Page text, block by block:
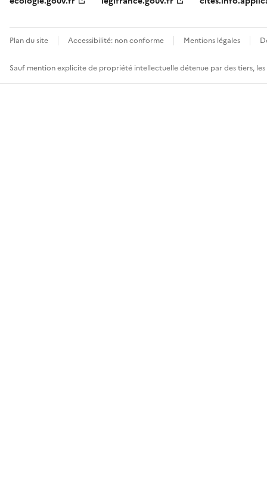
Plan du site Accessibilité: non conforme Mentions légales
Sauf mention explicite de propriété intellectuelle détenue par des tiers,